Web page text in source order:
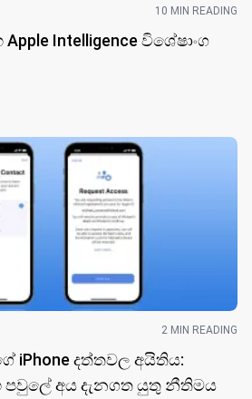
10 MIN READING
Intelligence විශේෂාංග
2 MIN READING
iPhone දත්තවල අයිතිය:
පවුලේ අය දැනගත යුතු නීතිමය